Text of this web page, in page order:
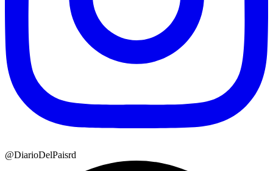
@DiarioDelPaisrd